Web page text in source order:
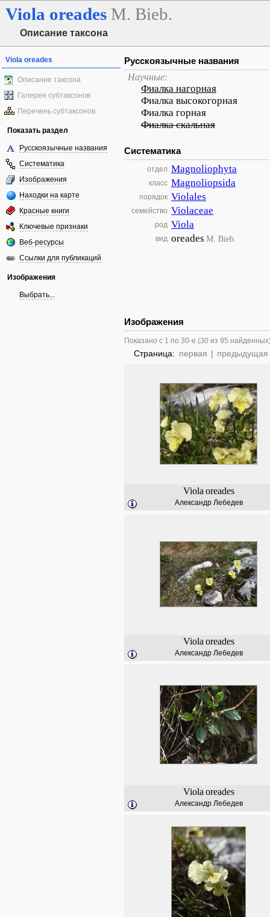
Viola oreades M. Bieb.
Описание таксона
Viola oreades
Описание таксона
Галерея субтаксонов
Перечень субтаксонов
Показать раздел
Русскоязычные названия
Систематика
Изображения
Находки на карте
Красные книги
Ключевые признаки
Веб-ресурсы
Ссылки для публикаций
Изображения
Выбрать...
Русскоязычные названия
Научные:
Фиалка нагорная
Фиалка высокогорная
Фиалка горная
Фиалка скальная
Систематика
отдел Magnoliophyta
класс Magnoliopsida
порядок Violales
семейство Violaceae
род Viola
вид oreades M. Bieb.
Изображения
Показано с 1 по 30-е (30 из 95
Страница: первая | предыдущая
Viola oreades
Александр Лебедев
Viola oreades
Александр Лебедев
Viola oreades
Александр Лебедев